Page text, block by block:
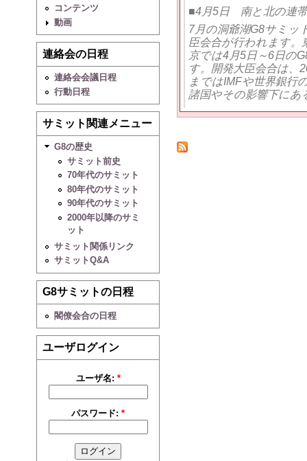
コンテンツ
動画
連絡会の日程
連絡会会議日程
行動日程
サミット関連メニュー
G8の歴史
サミット前史
70年代のサミット
80年代のサミット
90年代のサミット
2000年以降のサミ
ット
サミット関係リンク
サミットQ&A
G8サミットの日程
閣僚会合の日程
ユーザログイン
ユーザ名: *
パスワード:*
■4月5日 南と北の連
7月の洞爺湖G8サミッ
臣会合が行われます。
京では4月5日～6日の
す。開発大臣会合は、
まではIMFや世界銀行
諸国やその影響下にあ